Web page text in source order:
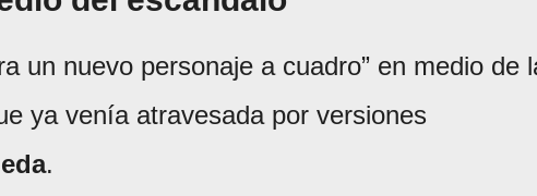
un nuevo personaje a cuadro” en medio de
ya venía atravesada por versiones
.